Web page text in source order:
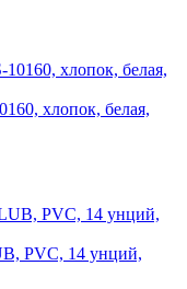
хлопок, белая,
PVC, 14 унций,